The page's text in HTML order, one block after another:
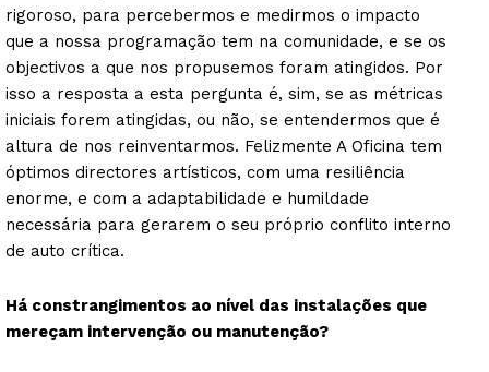
rigoroso, para percebermos e medirmos o impacto
que a nossa programação tem na comunidade, e se os
objectivos a que nos propusemos foram atingidos. Por
isso a resposta a esta pergunta é, sim, se as métricas
iniciais forem atingidas, ou não, se entendermos que é
altura de nos reinventarmos. Felizmente A Oficina tem
óptimos directores artísticos, com uma resiliência
enorme, e com a adaptabilidade e humildade
necessária para gerarem o seu próprio conflito interno
de auto crítica.
Há constrangimentos ao nível das instalações que
mereçam intervenção ou manutenção?